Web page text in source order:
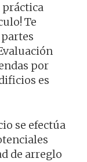
práctica
Te
por
es
se efectúa
de arreglo